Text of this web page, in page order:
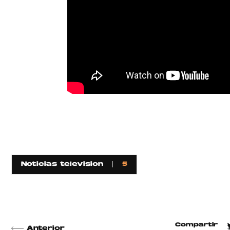
Noticias television 5
Anterior
Compartir